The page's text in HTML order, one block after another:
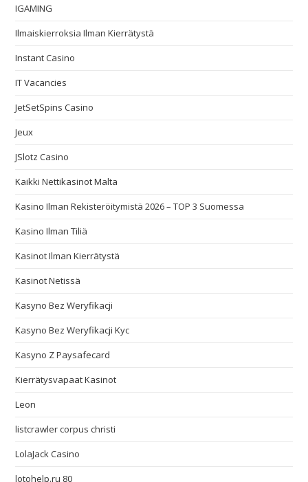
IGAMING
Ilmaiskierroksia Ilman Kierrätystä
Instant Casino
IT Vacancies
JetSetSpins Casino
Jeux
JSlotz Casino
Kaikki Nettikasinot Malta
Kasino Ilman Rekisteröitymistä 2026 – TOP 3 Suomessa
Kasino Ilman Tiliä
Kasinot Ilman Kierrätystä
Kasinot Netissä
Kasyno Bez Weryfikacji
Kasyno Bez Weryfikacji Kyc
Kasyno Z Paysafecard
Kierrätysvapaat Kasinot
Leon
listcrawler corpus christi
LolaJack Casino
lotohelp.ru 80